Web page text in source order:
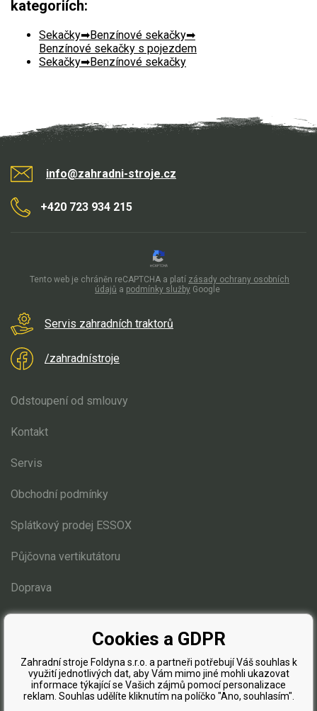
kategoriích:
Sekačky
Benzínové sekačky
Benzínové sekačky s pojezdem
Sekačky
Benzínové sekačky
info@zahradni-stroje.cz
+420 723 934 215
Servis zahradních traktorů
/zahradnístroje
Odstoupení od smlouvy
Kontakt
Servis
Obchodní podmínky
Splátkový prodej ESSOX
Půjčovna vertikutátoru
Doprava
Blog
Tento web je chráněn reCAPTCHA a platí zásady ochrany osobních
údajů a podmínky služby Google
Cookies a GDPR
Zahradní stroje Foldyna s.r.o. a partneři potřebují Váš souhlas k
využití jednotlivých dat, aby Vám mimo jiné mohli ukazovat
informace týkající se Vašich zájmů pomocí personalizace
reklam. Souhlas udělíte kliknutím na políčko "Ano, souhlasím".